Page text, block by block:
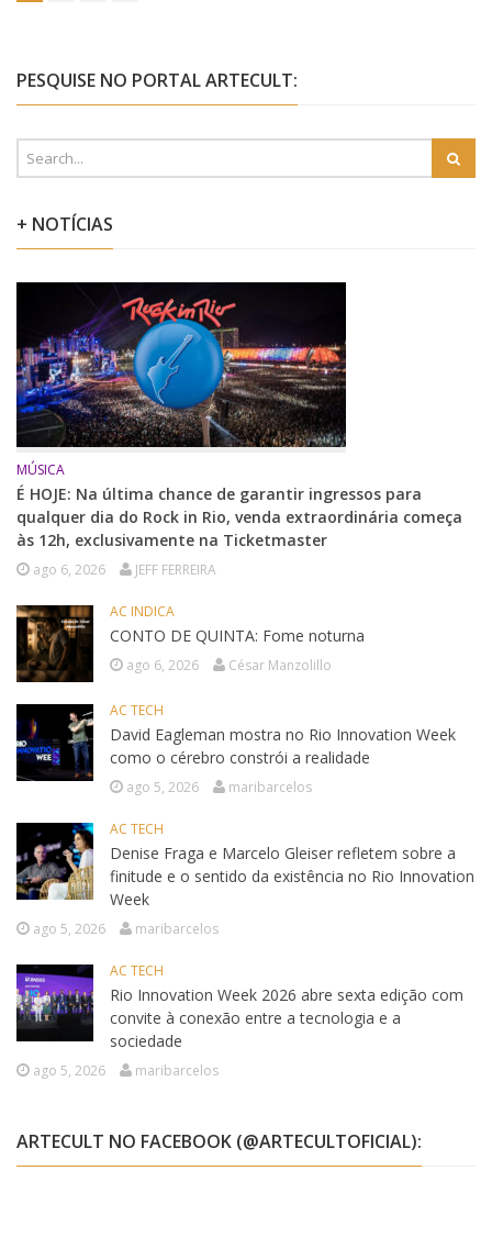
PESQUISE NO PORTAL ARTECULT:
+ NOTÍCIAS
MÚSICA
É HOJE: Na última chance de garantir ingressos para
qualquer dia do Rock in Rio, venda extraordinária começa
às 12h, exclusivamente na Ticketmaster
ago 6, 2026 JEFF FERREIRA
AC INDICA
CONTO DE QUINTA: Fome noturna
ago 6, 2026 César Manzolillo
AC TECH
David Eagleman mostra no Rio Innovation Week
como o cérebro constrói a realidade
ago 5, 2026 maribarcelos
AC TECH
Denise Fraga e Marcelo Gleiser refletem sobre a
finitude e o sentido da existência no Rio Innovation
Week
ago 5, 2026 maribarcelos
AC TECH
Rio Innovation Week 2026 abre sexta edição com
convite à conexão entre a tecnologia e a
sociedade
ago 5, 2026 maribarcelos
ARTECULT NO FACEBOOK (@ARTECULTOFICIAL):